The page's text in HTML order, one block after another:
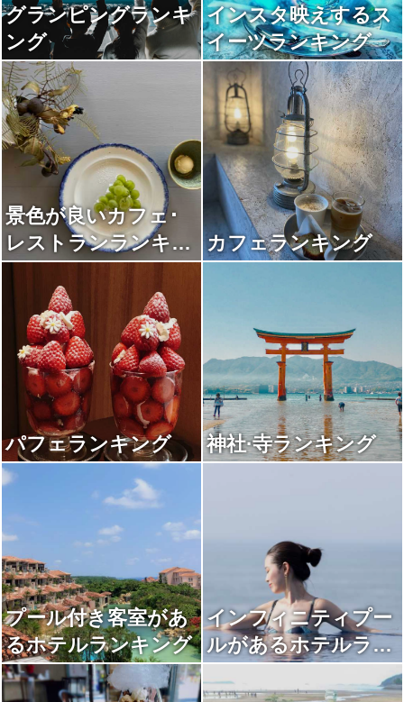
グランピングランキ
ング
インスタ映えするス
イーツランキング
景色が良いカフェ･
レストランランキン
グ
カフェランキング
パフェランキング 神社·寺ランキング
プール付き客室があ
るホテルランキング
インフィニティプー
ルがあるホテルラン
キング